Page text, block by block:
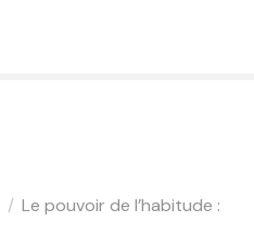
Le pouvoir de l’habitude :